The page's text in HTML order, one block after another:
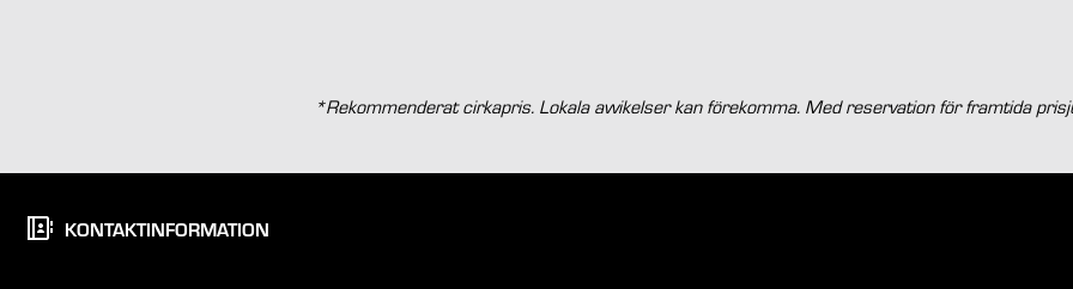
*Rekommenderat cirkapris. Lokala avvikelser kan förekomma. Med reservation för framtida
KONTAKTINFORMATION